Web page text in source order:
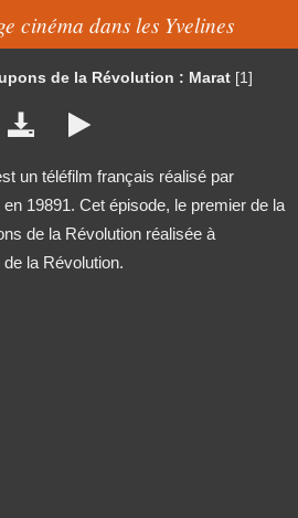
cinéma dans les Yvelines
de la Révolution : Marat [1]
 
un téléfilm français réalisé par
19891. Cet épisode, le premier de la
de la Révolution réalisée à
la Révolution.